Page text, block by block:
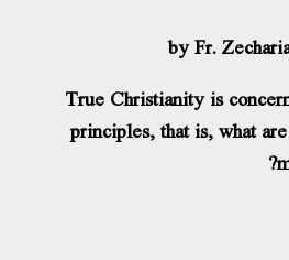
by Fr.
True Christianity is
principles, that is, what